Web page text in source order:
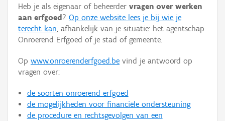
Hergebruik
Aanmelden
Heb je als eigenaar of beheerder vragen over werken
aan erfgoed ? Op onze website lees je bij wie je
terecht kan, afhankelijk van je situatie: het agentschap
Onroerend Erfgoed of je stad of gemeente.
Op www.onroerenderfgoed.be vind je antwoord op
vragen over:
de soorten onroerend erfgoed
de mogelijkheden voor financiële ondersteuning
de procedure en rechtsgevolgen van een